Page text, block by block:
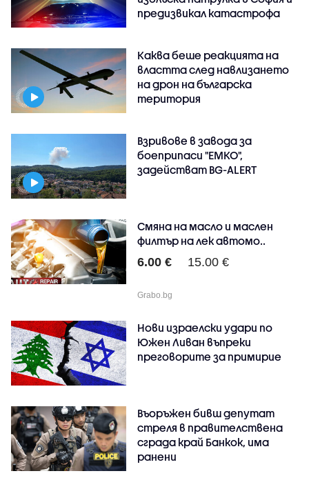
предизвикал катастрофа
Каква беше реакцията на
властта след навлизането
на дрон на българска
територия
Взривове в завода за
боеприпаси "ЕМКО",
задействат BG-ALERT
Смяна на масло и маслен
филтър на лек автомо..
6.00 € 15.00 €
Grabo.bg
Нови израелски удари по
Южен Ливан въпреки
преговорите за примирие
Въоръжен бивш депутат
стреля в правителствена
сграда край Банкок, има
ранени